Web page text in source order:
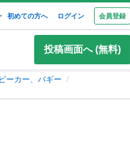
初めての方へ ログイン 会員登録
投稿画面へ (無料)
ーカー、バギー